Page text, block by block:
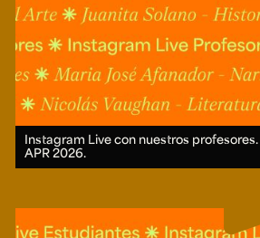
Configuración de cookies
Universidad de los Andes | Vigilada
Reconocimiento como universidad:
de mayo de 1964. Reconocimiento de
Resolución 28 del 23 de febrero de
Acreditación institucional de alta
Resolución 000194 del 16 de enero del
Instagram Live con nuestros
APR 2026.